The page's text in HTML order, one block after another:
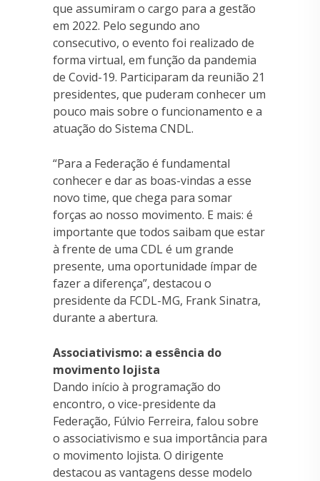
que assumiram o cargo para a gestão
em 2022. Pelo segundo ano
consecutivo, o evento foi realizado de
forma virtual, em função da pandemia
de Covid-19. Participaram da reunião 21
presidentes, que puderam conhecer um
pouco mais sobre o funcionamento e a
atuação do Sistema CNDL.
“Para a Federação é fundamental
conhecer e dar as boas-vindas a esse
novo time, que chega para somar
forças ao nosso movimento. E mais: é
importante que todos saibam que estar
à frente de uma CDL é um grande
presente, uma oportunidade ímpar de
fazer a diferença”, destacou o
presidente da FCDL-MG, Frank Sinatra,
durante a abertura.
Associativismo: a essência do
movimento lojista
Dando início à programação do
encontro, o vice-presidente da
Federação, Fúlvio Ferreira, falou sobre
o associativismo e sua importância para
o movimento lojista. O dirigente
destacou as vantagens desse modelo